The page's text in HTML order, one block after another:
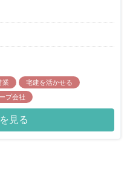
業
宅建を活かせる
プ会社
見る